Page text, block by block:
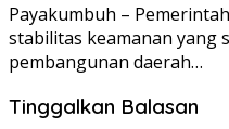
Payakumbuh –
stabilitas keamanan yang
pembangunan daerah…
Tinggalkan Balasan